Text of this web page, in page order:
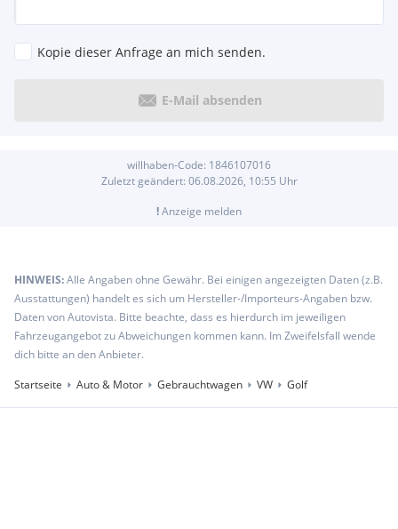
Kopie dieser Anfrage an mich senden.
E-Mail absenden
willhaben-Code: 1846107016
Zuletzt geändert: 06.08.2026, 10:55 Uhr
!Anzeige melden
HINWEIS:Alle Angaben ohne Gewähr. Bei einigen angezeigten Daten (z.B.
Ausstattungen) handelt es sich um Hersteller-/Importeurs-Angaben bzw.
Daten von Autovista. Bitte beachte, dass es hierdurch im jeweiligen
Fahrzeugangebot zu Abweichungen kommen kann. Im Zweifelsfall wende
dich bitte an den Anbieter.
Startseite
Auto & Motor Gebrauchtwagen VW Golf